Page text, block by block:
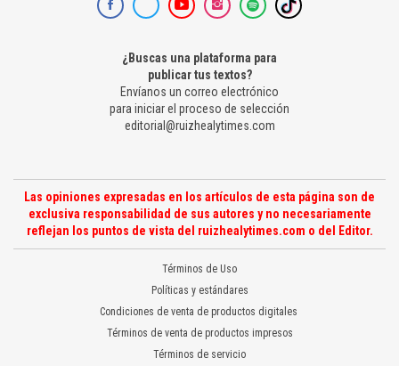
¿Buscas una plataforma para
publicar tus textos?
Envíanos un correo electrónico
para iniciar el proceso de selección
editorial@ruizhealytimes.com
Las opiniones expresadas en los artículos de esta página son de
exclusiva responsabilidad de sus autores y no necesariamente
reflejan los puntos de vista del ruizhealytimes.com o del Editor.
Términos de Uso
Políticas y estándares
Condiciones de venta de productos digitales
Términos de venta de productos impresos
Términos de servicio